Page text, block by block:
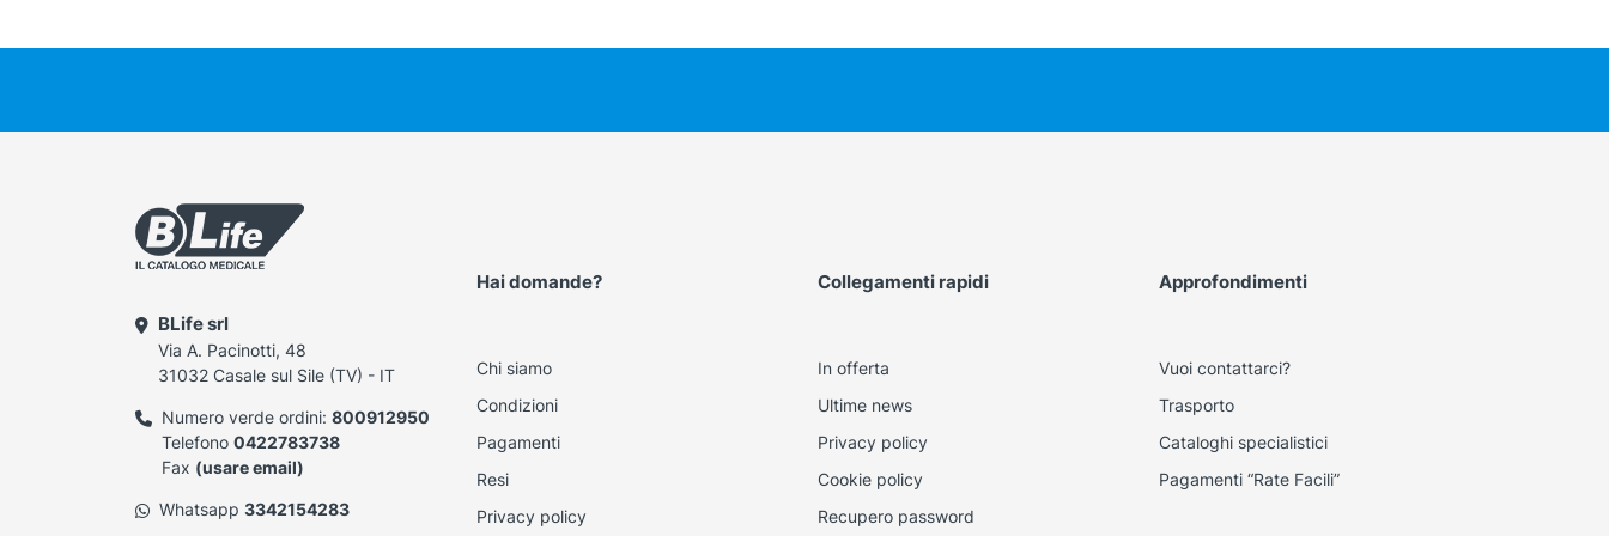
BLife srl
Via A. Pacinotti, 48
31032 Casale sul Sile (TV) - IT
Numero verde ordini: 800912950
Telefono 0422783738
Fax (usare email)
Whatsapp 3342154283
Hai domande?
Chi siamo
Condizioni
Pagamenti
Resi
Privacy policy
Collegamenti rapidi
In offerta
Ultime news
Privacy policy
Cookie policy
Recupero password
Approfondimenti
Vuoi contattarci?
Trasporto
Cataloghi specialistici
Pagamenti “Rate Facili”